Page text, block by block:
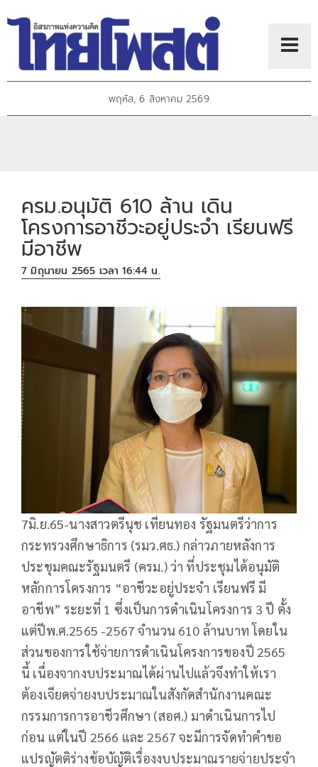
พฤหัส, 6 สิงหาคม 2569
ครม.อนุมัติ 610 ล้าน เดิน
โครงการอาชีวะอยู่ประจำ เรียนฟรี
มีอาชีพ
7 มิถุนายน 2565 เวลา 16:44 น.
7มิ.ย.65-นางสาวตรีนุช เทียนทอง รัฐมนตรีว่าการ
กระทรวงศึกษาธิการ (รมว.ศธ.) กล่าวภายหลังการ
ประชุมคณะรัฐมนตรี (ครม.) ว่า ที่ประชุมได้อนุมัติ
หลักการโครงการ “อาชีวะอยู่ประจำ เรียนฟรี มี
อาชีพ” ระยะที่ 1 ซึ่งเป็นการดำเนินโครงการ 3 ปี ตั้ง
แต่ปีพ.ศ.2565 -2567 จำนวน 610 ล้านบาท โดยใน
ส่วนของการใช้จ่ายการดำเนินโครงการของปี 2565
นี้ เนื่องจากงบประมาณได้ผ่านไปแล้วจึงทำให้เรา
ต้องเจียดจ่ายงบประมาณในสังกัดสำนักงานคณะ
กรรมการการอาชีวศึกษา (สอศ.) มาดำเนินการไป
ก่อน แต่ในปี 2566 และ 2567 จะมีการจัดทำคำขอ
แปรญัตติร่างข้อบัญัติเรื่องงบประมาณรายจ่ายประจำ